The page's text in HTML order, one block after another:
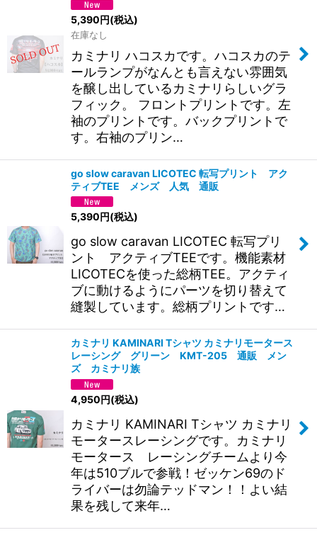
5,390円(税込)
在庫なし
カミナリ ハコスカです。ハコスカのテ
ールランプがなんとも言えない雰囲気
を醸し出しているカミナリらしいグラ
フィック。 フロントプリントです。左
袖のプリントです。バックプリントで
す。右袖のプリン…
go slow caravan LICOTEC 転写プリント アク
ティブTEE メンズ 人気 通販
5,390円(税込)
go slow caravan LICOTEC 転写プリ
ント アクティブTEEです。機能素材
LICOTECを使った総柄TEE。アクティ
ブに動けるようにパーツを切り替えて
縫製しています。総柄プリントです…
カミナリ KAMINARI Tシャツ カミナリモータース
レーシング グリーン KMT-205 通販 メン
ズ カミナリ族
4,950円(税込)
カミナリ KAMINARI Tシャツ カミナリ
モータースレーシングです。カミナリ
モータース レーシングチームより今
年は510ブルで参戦！ゼッケン69のド
ライバーは勿論テッドマン！！よい結
果を残して来年…